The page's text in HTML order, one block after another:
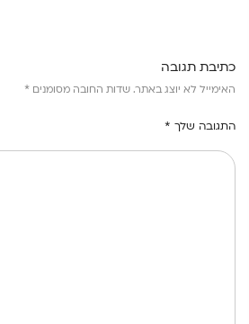
כתיבת תגובה
האימייל לא יוצג באתר. שדות החובה מסומנים *
התגובה שלך *